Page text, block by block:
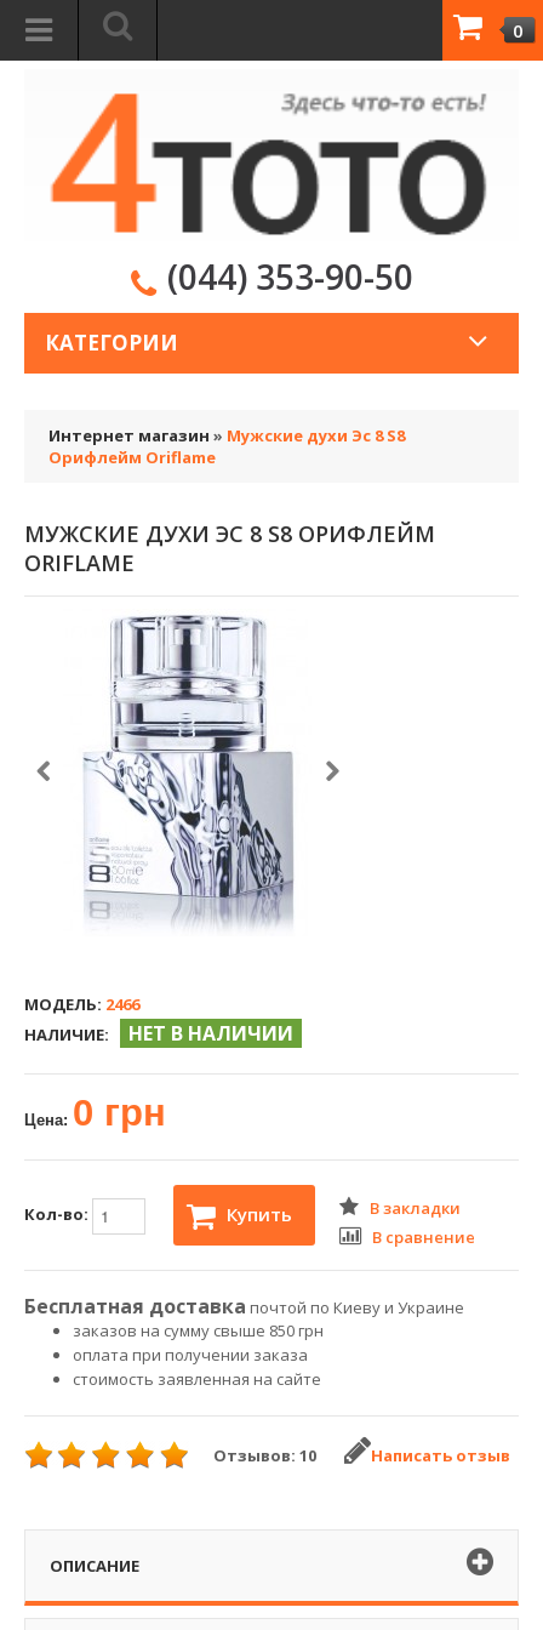
0
(044) 353-90-50
КАТЕГОРИИ
Интернет магазин » Мужские духи Эс 8 S8
Орифлейм Oriflame
МУЖСКИЕ ДУХИ ЭС 8 S8 ОРИФЛЕЙМ
ORIFLAME
МОДЕЛЬ: 2466
НАЛИЧИЕ:
НЕТ В НАЛИЧИИ
Цена: 0 грн
Кол-во: Купить
В закладки
В сравнение
Бесплатная доставка почтой по Киеву и Украине
заказов на сумму свыше 850 грн
оплата при получении заказа
стоимость заявленная на сайте
Отзывов: 10 Написать отзыв
ОПИСАНИЕ